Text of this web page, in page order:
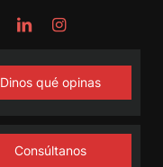
Dinos qué opinas
Consúltanos